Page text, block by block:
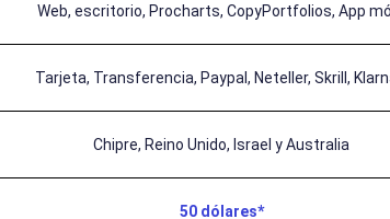
Web, escritorio, Procharts, CopyPortfolios, App
Tarjeta, Transferencia, Paypal, Neteller, Skrill,
Chipre, Reino Unido, Israel y Australia
50 dólares*